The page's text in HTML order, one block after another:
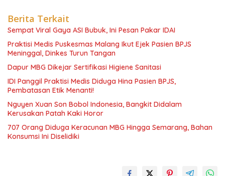
Berita Terkait
Sempat Viral Gaya ASI Bubuk, Ini Pesan Pakar IDAI
Praktisi Medis Puskesmas Malang Ikut Ejek Pasien BPJS
Meninggal, Dinkes Turun Tangan
Dapur MBG Dikejar Sertifikasi Higiene Sanitasi
IDI Panggil Praktisi Medis Diduga Hina Pasien BPJS,
Pembatasan Etik Menanti!
Nguyen Xuan Son Bobol Indonesia, Bangkit Didalam
Kerusakan Patah Kaki Horor
707 Orang Diduga Keracunan MBG Hingga Semarang, Bahan
Konsumsi Ini Diselidiki